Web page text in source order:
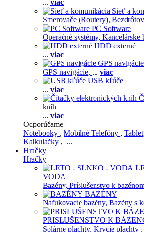
... viac
Sieť a
Smerovače (Routery),
PC Software
Operačné systémy, Kancelárske
HDD externé
... viac
GPS navigácie
GPS navigácie, ... viac
USB kľúče
... viac
kníh
... viac
Odporúčame:
Notebooky , Mobilné Telefóny ,
Kalkulačky , ...
Hračky
Hračky
VODA
Bazény, Príslušenstvo k
BAZÉNY
Nafukovacie bazény, Bazény s
PRISLUŠENSTVO K
Solárne plachty, Krycie plachty ,